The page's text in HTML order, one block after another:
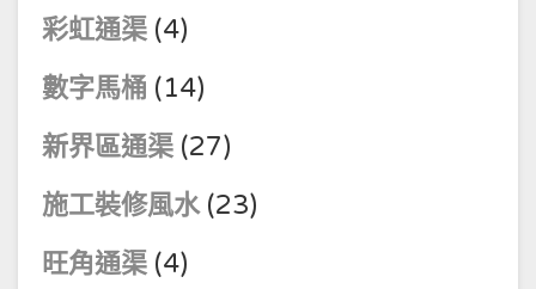
彩虹通渠 (4)
數字馬桶 (14)
新界區通渠 (27)
施工裝修風水(23)
旺角通渠 (4)